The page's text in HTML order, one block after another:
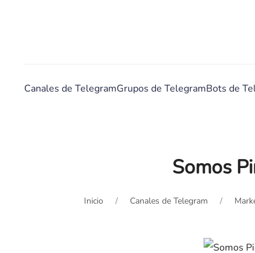
Canales de TelegramGrupos de TelegramBots de
Somos
Inicio Canales de Telegram